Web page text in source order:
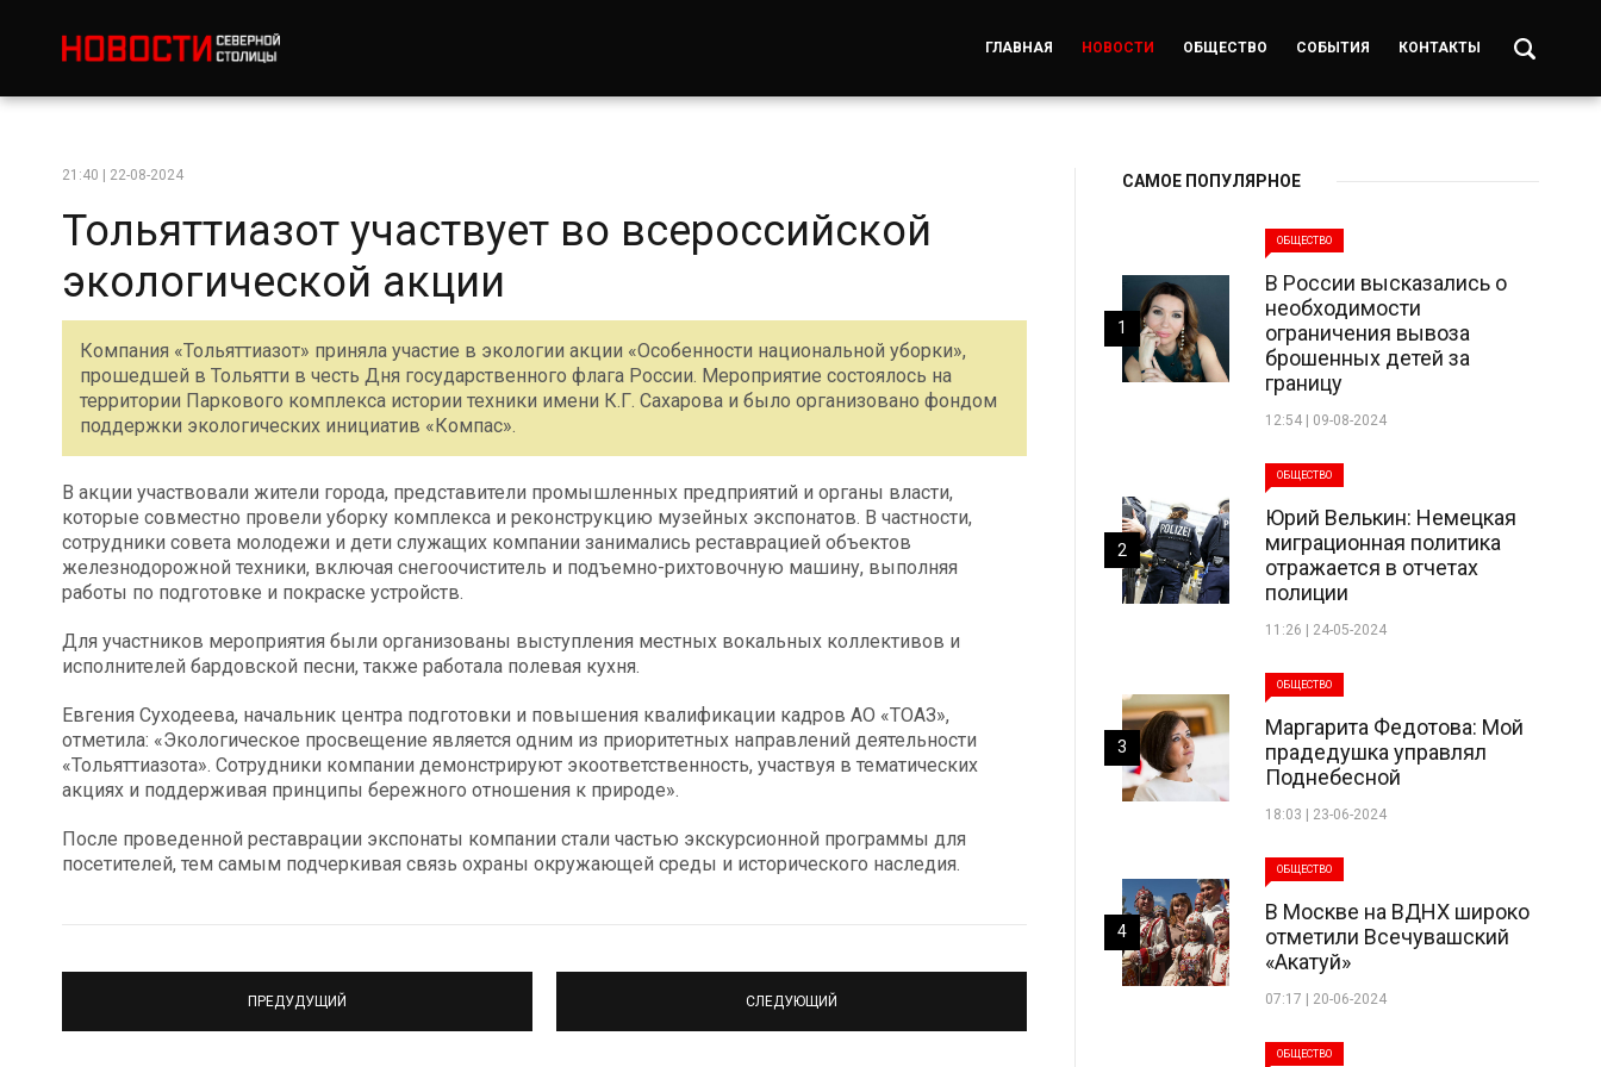
ГЛАВНАЯ НОВОСТИ ОБЩЕСТВО СОБЫТИЯ КОНТАКТЫ
21:40 | 22-08-2024
Тольяттиазот участвует во всероссийской
экологической акции
Компания «Тольяттиазот» приняла участие в экологии акции «Особенности национальной уборки»,
прошедшей в Тольятти в честь Дня государственного флага России. Мероприятие состоялось на
территории Паркового комплекса истории техники имени К.Г. Сахарова и было организовано фондом
поддержки экологических инициатив «Компас».
В акции участвовали жители города, представители промышленных предприятий и органы власти,
которые совместно провели уборку комплекса и реконструкцию музейных экспонатов. В частности,
сотрудники совета молодежи и дети служащих компании занимались реставрацией объектов
железнодорожной техники, включая снегоочиститель и подъемно-рихтовочную машину, выполняя
работы по подготовке и покраске устройств.
Для участников мероприятия были организованы выступления местных вокальных коллективов и
исполнителей бардовской песни, также работала полевая кухня.
Евгения Суходеева, начальник центра подготовки и повышения квалификации кадров АО «ТОАЗ»,
отметила: «Экологическое просвещение является одним из приоритетных направлений деятельности
«Тольяттиазота». Сотрудники компании демонстрируют экоответственность, участвуя в тематических
акциях и поддерживая принципы бережного отношения к природе».
После проведенной реставрации экспонаты компании стали частью экскурсионной программы для
посетителей, тем самым подчеркивая связь охраны окружающей среды и исторического наследия.
ПРЕДУДУЩИЙ СЛЕДУЮЩИЙ
САМОЕ ПОПУЛЯРНОЕ
ОБЩЕСТВО
В России высказались о
необходимости
ограничения вывоза
брошенных детей за
границу
12:54 | 09-08-2024
1
ОБЩЕСТВО
Юрий Велькин: Немецкая
миграционная политика
отражается в отчетах
полиции
11:26 | 24-05-2024
2
ОБЩЕСТВО
Маргарита Федотова: Мой
прадедушка управлял
Поднебесной
18:03 | 23-06-2024
3
ОБЩЕСТВО
В Москве на ВДНХ широко
отметили Всечувашский
«Акатуй»
07:17 | 20-06-2024
4
ОБЩЕСТВО